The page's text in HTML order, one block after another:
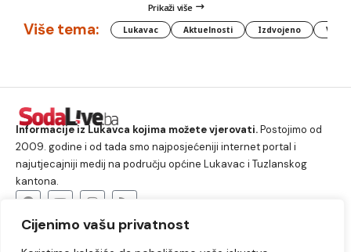
Cijenimo vašu privatnost
Prikaži više
Više tema: Lukavac Aktuelnosti Izdvojeno
Informacije iz Lukavca kojima možete vjerovati.Postojimo od
2009. godine i od tada smo najposjećeniji internet portal i
najutjecajniji medij na području općine Lukavac i Tuzlanskog
kantona.